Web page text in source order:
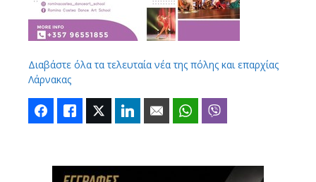
Διαβάστε όλα τα τελευταία νέα της πόλης και επαρχίας
Λάρνακας
FacebookLike Twitter LinkedIn Email WhatsApp